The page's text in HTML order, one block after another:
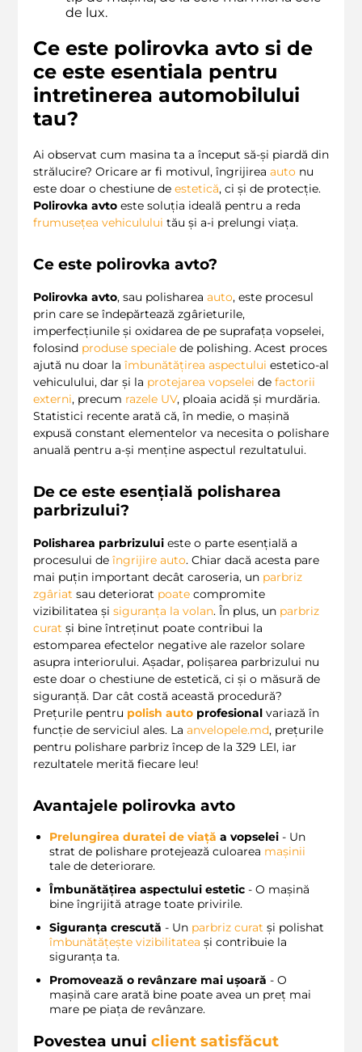
de lux.
Ce este polirovka avto si de
ce este esentiala pentru
intretinerea automobilului
tau?
Ai observat cum masina ta a început să-și piardă din
strălucire? Oricare ar fi motivul, îngrijirea auto nu
este doar o chestiune de estetică, ci și de protecție.
Polirovka avto este soluția ideală pentru a reda
frumusețea vehiculului tău și a-i prelungi viața.
Ce este polirovka avto?
Polirovka avto, sau polisharea auto, este procesul
prin care se îndepărtează zgârieturile,
imperfecțiunile și oxidarea de pe suprafața vopselei,
folosind produse speciale de polishing. Acest proces
ajută nu doar la îmbunătățirea aspectului estetico-al
vehiculului, dar și la protejarea vopselei de factorii
externi, precum razele UV, ploaia acidă și murdăria.
Statistici recente arată că, în medie, o maşină
expusă constant elementelor va necesita o polishare
anuală pentru a-și menține aspectul rezultatului.
De ce este esențială polisharea
parbrizului?
Polisharea parbrizului este o parte esențială a
procesului de îngrijire auto. Chiar dacă acesta pare
mai puțin important decât caroseria, un parbriz
zgâriat sau deteriorat poate compromite
vizibilitatea și siguranța la volan. În plus, un parbriz
curat și bine întreținut poate contribui la
estomparea efectelor negative ale razelor solare
asupra interiorului. Așadar, polişarea parbrizului nu
este doar o chestiune de estetică, ci și o măsură de
siguranță. Dar cât costă această procedură?
Prețurile pentru polish auto profesional variază în
funcție de serviciul ales. La anvelopele.md, prețurile
pentru polishare parbriz încep de la 329 LEI, iar
rezultatele merită fiecare leu!
Avantajele polirovka avto
Prelungirea duratei de viață a vopselei - Un
strat de polishare protejează culoarea mașinii
tale de deteriorare.
Îmbunătățirea aspectului estetic - O mașină
bine îngrijită atrage toate privirile.
Siguranța crescută - Un parbriz curat și polishat
îmbunătățește vizibilitatea și contribuie la
siguranța ta.
Promovează o revânzare mai ușoară - O
mașină care arată bine poate avea un preț mai
mare pe piața de revânzare.
Povestea unui client satisfăcut